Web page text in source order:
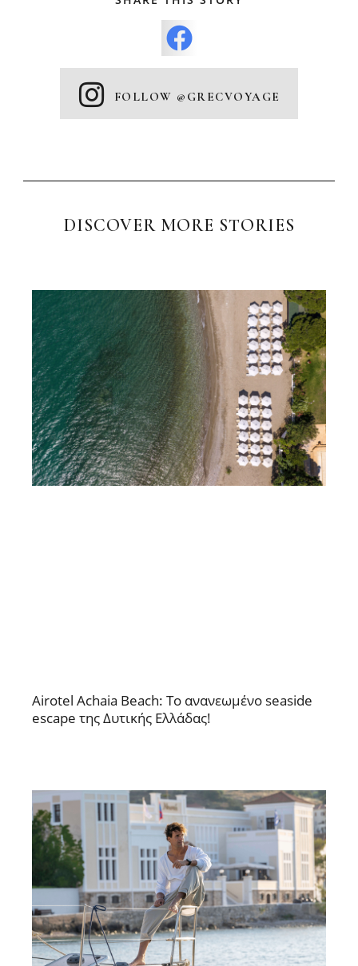
FOLLOW @GRECVOYAGE
DISCOVER MORE STORIES
Airotel Achaia Beach: Το ανανεωμένο seaside
escape της Δυτικής Ελλάδας!